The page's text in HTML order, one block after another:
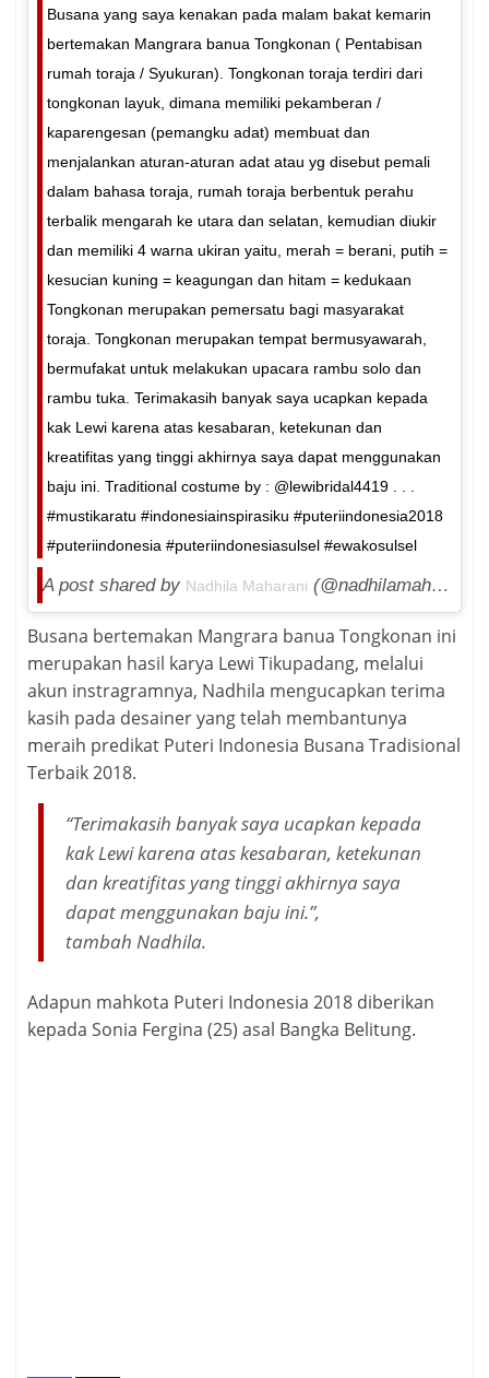
Busana yang saya kenakan pada malam bakat kemarin
bertemakan Mangrara banua Tongkonan ( Pentabisan
rumah toraja / Syukuran). Tongkonan toraja terdiri dari
tongkonan layuk, dimana memiliki pekamberan /
kaparengesan (pemangku adat) membuat dan
menjalankan aturan-aturan adat atau yg disebut pemali
dalam bahasa toraja, rumah toraja berbentuk perahu
terbalik mengarah ke utara dan selatan, kemudian diukir
dan memiliki 4 warna ukiran yaitu, merah = berani, putih =
kesucian kuning = keagungan dan hitam = kedukaan
Tongkonan merupakan pemersatu bagi masyarakat
toraja. Tongkonan merupakan tempat bermusyawarah,
bermufakat untuk melakukan upacara rambu solo dan
rambu tuka. Terimakasih banyak saya ucapkan kepada
kak Lewi karena atas kesabaran, ketekunan dan
kreatifitas yang tinggi akhirnya saya dapat menggunakan
baju ini. Traditional costume by : @lewibridal4419 . . .
#mustikaratu #indonesiainspirasiku #puteriindonesia2018
#puteriindonesia #puteriindonesiasulsel #ewakosulsel
A post shared by Nadhila Maharani (@nadhilamaharani) on
Busana bertemakan Mangrara banua Tongkonan ini
merupakan hasil karya Lewi Tikupadang, melalui
akun instragramnya, Nadhila mengucapkan terima
kasih pada desainer yang telah membantunya
meraih predikat Puteri Indonesia Busana Tradisional
Terbaik 2018.
“Terimakasih banyak saya ucapkan kepada
kak Lewi karena atas kesabaran, ketekunan
dan kreatifitas yang tinggi akhirnya saya
dapat menggunakan baju ini.”,
tambah Nadhila.
Adapun mahkota Puteri Indonesia 2018 diberikan
kepada Sonia Fergina (25) asal Bangka Belitung.